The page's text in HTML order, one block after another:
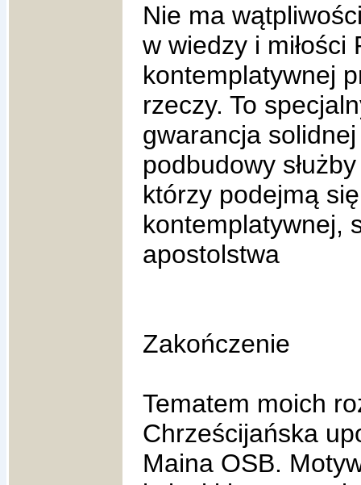
Nie ma
w wiedzy i
kontemplatywnej
rzeczy. To
gwarancja
podbudowy
którzy podejmą
kontemplatywnej,
apostolstwa
Zakończenie
Tematem moich
Chrześcijańska
Maina OSB.